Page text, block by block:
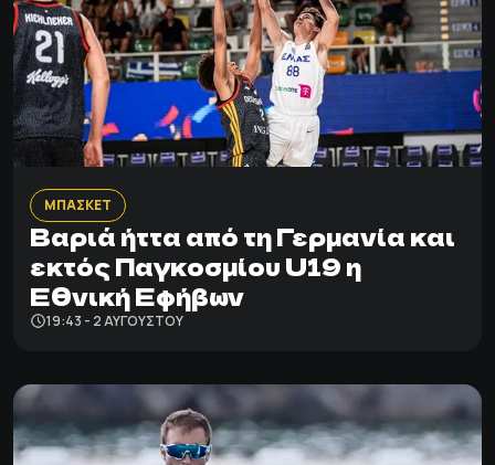
ΜΠΑΣΚΕΤ
Βαριά ήττα από τη Γερμανία και
εκτός Παγκοσμίου U19 η
Εθνική Εφήβων
19:43 - 2 ΑΥΓΟΎΣΤΟΥ